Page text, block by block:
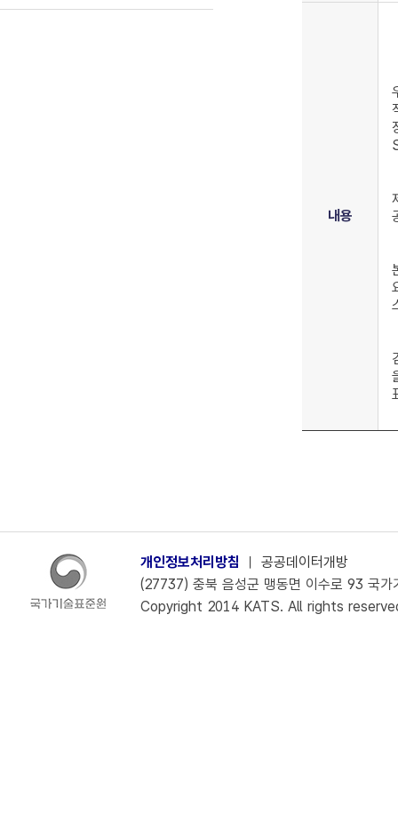
내용
개인정보처리방침 ㅣ 공공데이터개방
(27737) 충북 음성군 맹동면 이수로 93 국
Copyright 2014 KATS. All rights